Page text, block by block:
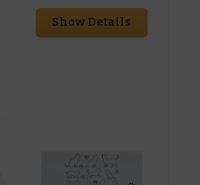
Show Details